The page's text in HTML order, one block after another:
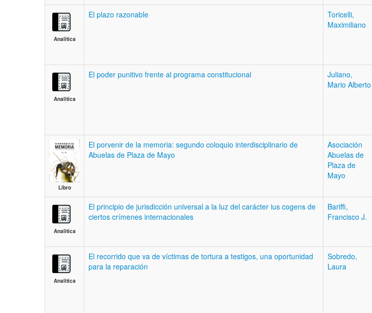
Analítica
El plazo razonable
Toricelli,
Maximiliano
Analítica
El poder punitivo frente al programa constitucional
Juliano,
Mario Alberto
Libro
El porvenir de la memoria: segundo coloquio interdisciplinario de
Abuelas de Plaza de Mayo
Asociación
Abuelas de
Plaza de
Mayo
Analítica
El principio de jurisdicción universal a la luz del carácter ius cogens de
ciertos crímenes internacionales
Bariffi,
Francisco J.
Analítica
El recorrido que va de víctimas de tortura a testigos, una oportunidad
para la reparación
Sobredo,
Laura